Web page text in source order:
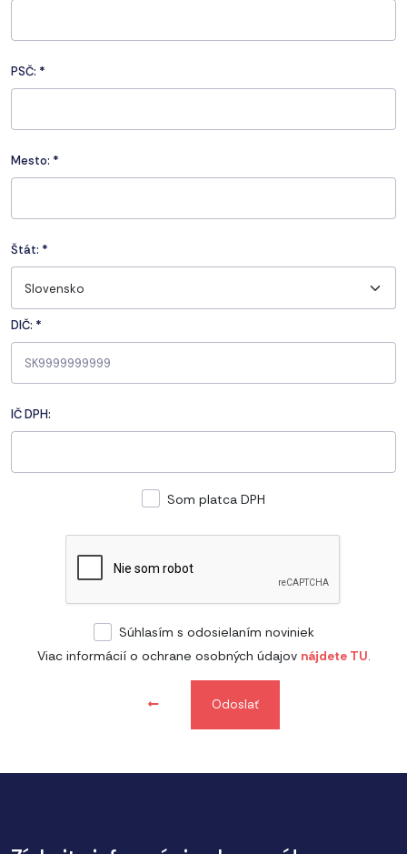
PSČ: *
Mesto: *
Štát: *
Slovensko
DIČ: *
IČ DPH:
Som platca DPH
Súhlasím s odosielaním noviniek
Viac informácií o ochrane osobných údajov nájdete TU
Odoslať